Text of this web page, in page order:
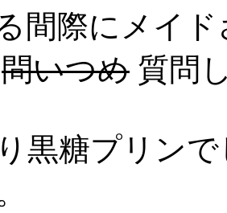
間際にメイ
問いつめ 質問
黒糖プリン